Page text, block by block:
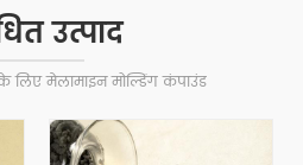
उत्पाद
मेलामाइन मोल्डिंग कंपाउंड